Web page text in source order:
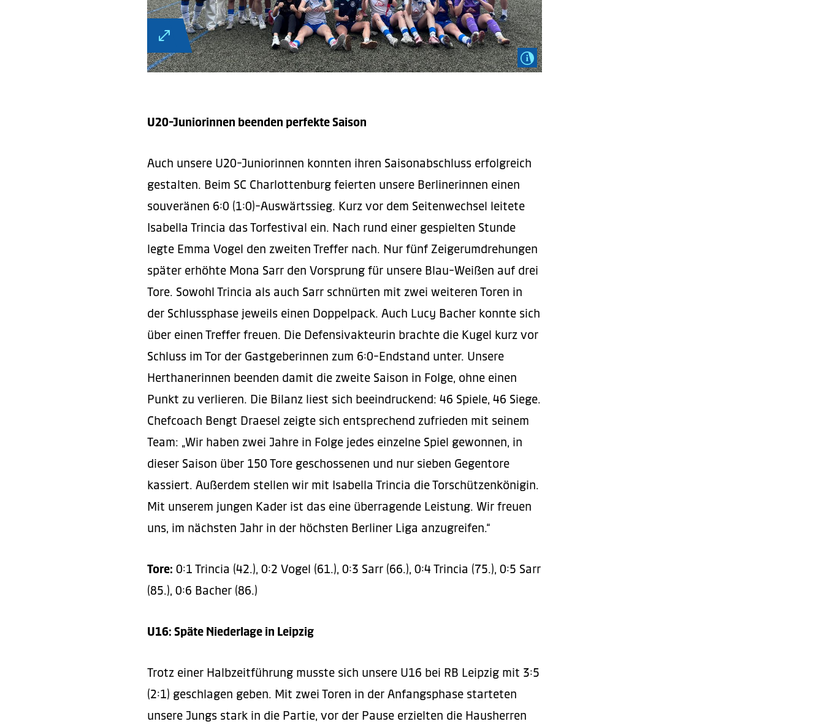
U20-Juniorinnen beenden perfekte Saison
Auch unsere U20-Juniorinnen konnten ihren Saisonabschluss erfolgreich
gestalten. Beim SC Charlottenburg feierten unsere Berlinerinnen einen
souveränen 6:0 (1:0)-Auswärtssieg. Kurz vor dem Seitenwechsel leitete
Isabella Trincia das Torfestival ein. Nach rund einer gespielten Stunde
legte Emma Vogel den zweiten Treffer nach. Nur fünf Zeigerumdrehungen
später erhöhte Mona Sarr den Vorsprung für unsere Blau-Weißen auf drei
Tore. Sowohl Trincia als auch Sarr schnürten mit zwei weiteren Toren in
der Schlussphase jeweils einen Doppelpack. Auch Lucy Bacher konnte sich
über einen Treffer freuen. Die Defensivakteurin brachte die Kugel kurz vor
Schluss im Tor der Gastgeberinnen zum 6:0-Endstand unter. Unsere
Herthanerinnen beenden damit die zweite Saison in Folge, ohne einen
Punkt zu verlieren. Die Bilanz liest sich beeindruckend: 46 Spiele, 46 Siege.
Chefcoach Bengt Draesel zeigte sich entsprechend zufrieden mit seinem
Team: „Wir haben zwei Jahre in Folge jedes einzelne Spiel gewonnen, in
dieser Saison über 150 Tore geschossenen und nur sieben Gegentore
kassiert. Außerdem stellen wir mit Isabella Trincia die Torschützenkönigin.
Mit unserem jungen Kader ist das eine überragende Leistung. Wir freuen
uns, im nächsten Jahr in der höchsten Berliner Liga anzugreifen.“
Tore: 0:1 Trincia (42.), 0:2 Vogel (61.), 0:3 Sarr (66.), 0:4 Trincia (75.), 0:5 Sarr
(85.), 0:6 Bacher (86.)
U16: Späte Niederlage in Leipzig
Trotz einer Halbzeitführung musste sich unsere U16 bei RB Leipzig mit 3:5
(2:1) geschlagen geben. Mit zwei Toren in der Anfangsphase starteten
unsere Jungs stark in die Partie, vor der Pause erzielten die Hausherren